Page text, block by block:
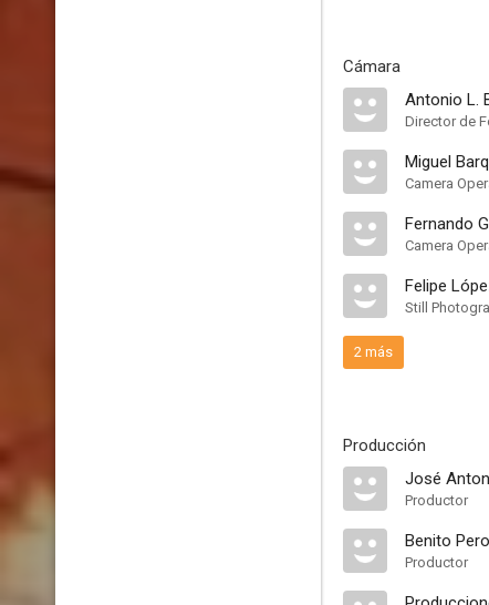
Cámara
Antonio L.
Director de
Miguel
Camera
Fernando
Camera
Felipe
Still
2 más
Producción
José
Productor
Benito
Productor